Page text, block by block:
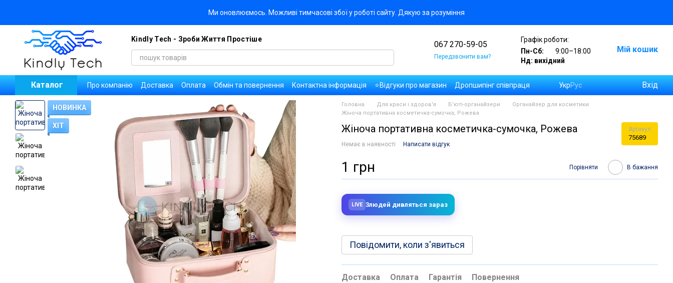
Ми оновлюємось. Можливі тимчасові збої у роботі сайту. Дякую за розуміння
Kindly Tech - Зроби Життя Простіше
067 270-59-05
Передзвонити вам?
Графік роботи:
Пн-Сб:
9:00–18:00
Нд: вихідний
Мій кошик
Каталог Про компанію Доставка Оплата Обмін та повернення Контактна інформація ⭐Відгуки про магазин
Дропшипінг співпраця
Блог
Договір публічної оферти Угода користувача Правила публікації коментарів та відгуків
Оплата замовлень на Новій Пошті
УкрРус Вхід
НОВИНКА
ХІТ
Головна Для краси і здоров'я Б'юті-органайзери
Органайзер для косметики
Жіноча портативна косметичка-сумочка, Рожева
Жіноча портативна косметичка-сумочка, Рожева Артикул
75689
Немає в наявності Написати відгук
1 грн Порівняти В бажання
LIVE 9людей дивляться зараз
Повідомити, коли з'явиться
Доставка Оплата Гарантія Повернення